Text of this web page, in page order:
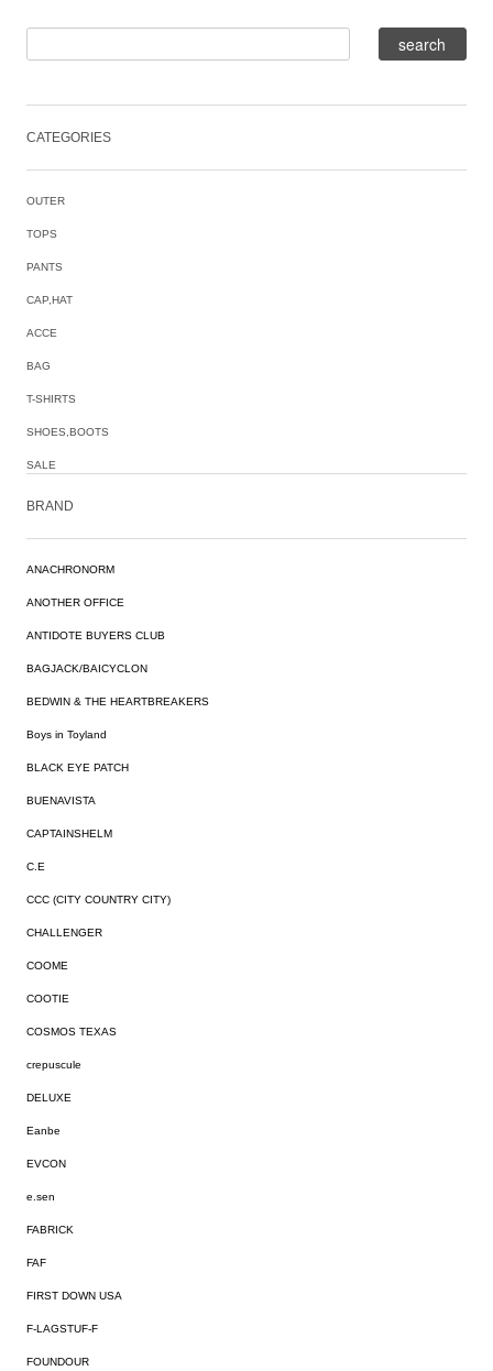
CATEGORIES
OUTER
TOPS
PANTS
CAP,HAT
ACCE
BAG
T-SHIRTS
SHOES,BOOTS
SALE
BRAND
ANACHRONORM
ANOTHER OFFICE
ANTIDOTE BUYERS CLUB
BAGJACK/BAICYCLON
BEDWIN & THE HEARTBREAKERS
Boys in Toyland
BLACK EYE PATCH
BUENAVISTA
CAPTAINSHELM
C.E
CCC (CITY COUNTRY CITY)
CHALLENGER
COOME
COOTIE
COSMOS TEXAS
crepuscule
DELUXE
Eanbe
EVCON
e.sen
FABRICK
FAF
FIRST DOWN USA
F-LAGSTUF-F
FOUNDOUR